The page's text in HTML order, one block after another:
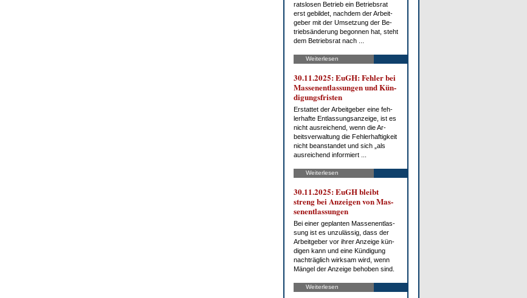
rats­lo­sen Be­trieb ein Be­triebs­rat
erst ge­bil­det, nach­dem der Ar­beit­
ge­ber mit der Um­set­zung der Be­
trieb­s­än­de­rung be­gon­nen hat, steht
dem Be­triebs­rat nach ...
Weiterlesen
30.11.2025: EuGH: Feh­ler bei
Mas­sen­ent­las­sun­gen und Kün­
di­gungs­fris­ten
Er­stat­tet der Ar­beit­ge­ber ei­ne feh­
ler­haf­te Ent­las­sungs­an­zei­ge, ist es
nicht aus­rei­chend, wenn die Ar­
beits­ver­wal­tung die Feh­ler­haf­tig­keit
nicht be­an­stan­det und sich „als
aus­rei­chend in­for­miert ...
Weiterlesen
30.11.2025: EuGH bleibt
streng bei An­zei­gen von Mas­
sen­ent­las­sun­gen
Bei ei­ner ge­plan­ten Mas­sen­ent­las­
sung ist es un­zu­läs­sig, dass der
Ar­beit­ge­ber vor ih­rer An­zei­ge kün­
di­gen kann und ei­ne Kün­di­gung
nach­träg­lich wirk­sam wird, wenn
Män­gel der An­zei­ge be­ho­ben sind.
Weiterlesen